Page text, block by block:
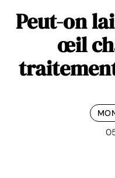
Peut-on
œil